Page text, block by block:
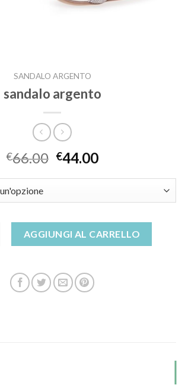
SANDALO ARGENTO
sandalo argento
€66.00 €44.00
quantità
AGGIUNGI AL CARRELLO